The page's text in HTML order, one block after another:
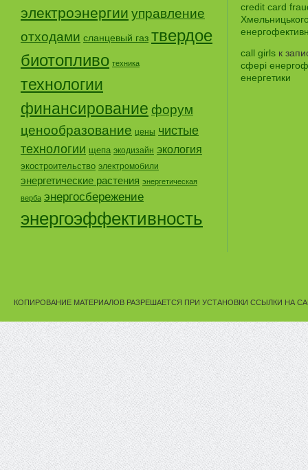
электроэнергии управление
отходами сланцевый газ твердое
биотопливо техника
технологии
финансирование форум
ценообразование цены чистые
технологии щепа экодизайн экология
экостроительство электромобили
энергетические растения энергетическая
верба энергосбережение
энергоэффективность
credit card
call girls к
сфері
енергетики
КОПИРОВАНИЕ МАТЕРИАЛОВ РАЗРЕШАЕТСЯ ПРИ УСТАНОВКИ ССЫЛКИ НА САЙТ